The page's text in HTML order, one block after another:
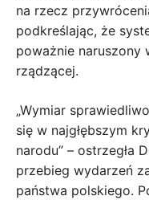
na rzecz
podkreślając, że
poważnie naruszony
rządzącej.
„Wymiar
się w najgłębszym
narodu” – ostrzegła
przebieg wydarzeń
państwa polskiego.